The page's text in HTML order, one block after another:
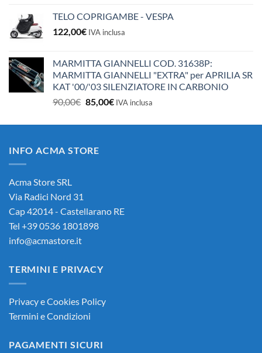
TELO COPRIGAMBE - VESPA
122,00€ IVA inclusa
MARMITTA GIANNELLI COD. 31638P:
MARMITTA GIANNELLI "EXTRA" per APRILIA SR
KAT '00/'03 SILENZIATORE IN CARBONIO
90,00€ Il
originale
90,00€.
85,00€Il
attuale
IVA inclusa
INFO ACMA STORE
Acma Store SRL
Via Radici Nord 31
Cap 42014 - Castellarano RE
Tel +39 0536 1801898
info@acmastore.it
TERMINI E PRIVACY
Privacy e Cookies Policy
Termini e Condizioni
PAGAMENTI SICURI